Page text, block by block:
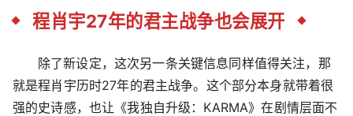
程肖宇27年的君主战争也会展开
除了新设定，这次另一条关键信息同样值得关注，那
就是程肖宇历时27年的君主战争。这个部分本身就带着很
强的史诗感，也让《我独自升级：KARMA》在剧情层面不